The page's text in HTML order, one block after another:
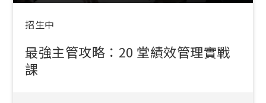
招生中
最強主管攻略：20 堂績效管理實戰
課